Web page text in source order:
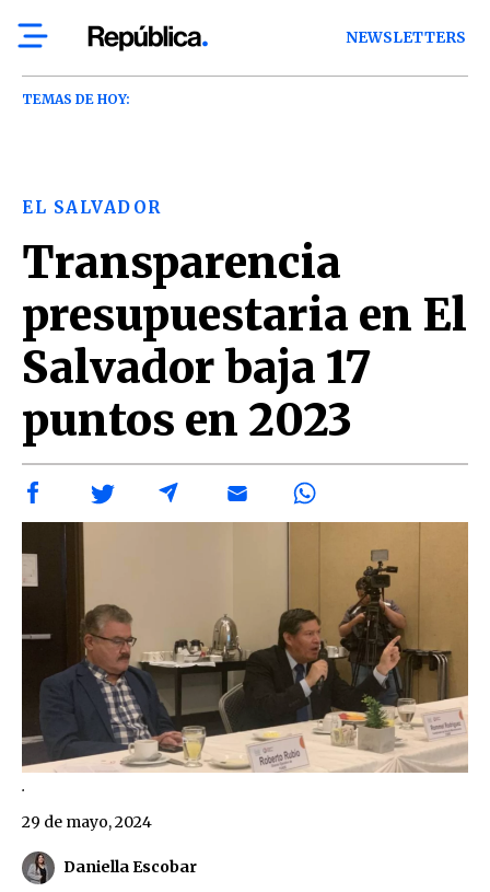
NEWSLETTERS
TEMAS DE HOY:
EL SALVADOR
Transparencia
presupuestaria en El
Salvador baja 17
puntos en 2023
.
Daniella Escobar
29 de mayo, 2024